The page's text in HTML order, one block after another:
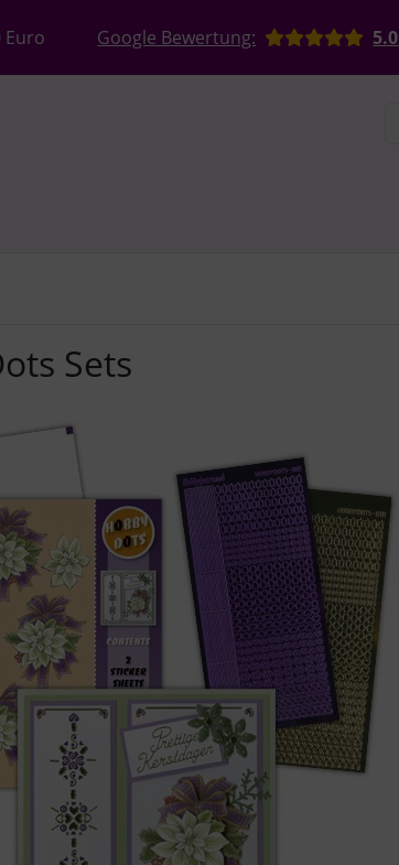
Google Bewertung: 5.0
Sets